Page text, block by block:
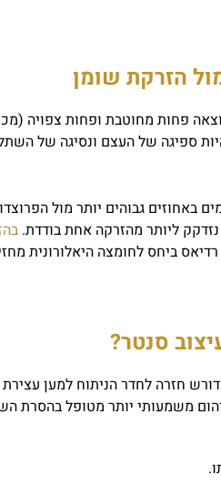
הזרקת שומן
פחות מחוטבת ופחות צפויה
ספיגה של העצם ונסיגה של
באחוזים גבוהים יותר מול
ליותר מהזרקה אחת בודדת.
ביחס לחומצה היאלורונית
סנטר?
חזרה לחדר הניתוח למען
משמעותי יותר מטופל בהסרת